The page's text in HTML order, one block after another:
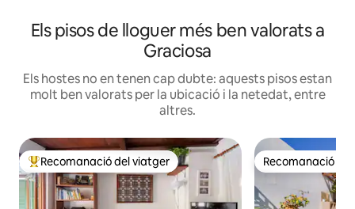
Els pisos de lloguer més ben valorats a
Graciosa
Els hostes no en tenen cap dubte: aquests pisos estan
molt ben valorats per la ubicació i la netedat, entre
altres.
Principals recomanacions dels viatgers
Recomanació del viatger Recomanació
Recomanació